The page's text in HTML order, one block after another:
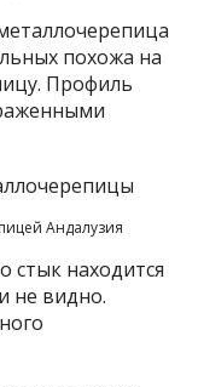
похожа на
Профиль
Андалузия
стык находится
не видно.